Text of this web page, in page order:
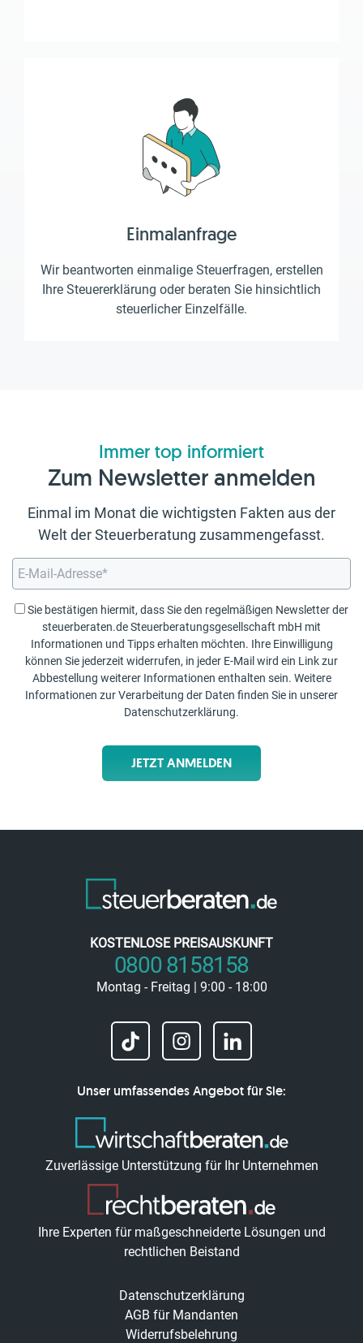
Einmalanfrage
Wir beantworten einmalige Steuerfragen, erstellen
Ihre Steuererklärung oder beraten Sie hinsichtlich
steuerlicher Einzelfälle.
Immer top informiert
Zum Newsletter anmelden
Einmal im Monat die wichtigsten Fakten aus der
Welt der Steuerberatung zusammengefasst.
Sie bestätigen hiermit, dass Sie den regelmäßigen Newsletter der
steuerberaten.de Steuerberatungsgesellschaft mbH mit
Informationen und Tipps erhalten möchten. Ihre Einwilligung
können Sie jederzeit widerrufen, in jeder E-Mail wird ein Link zur
Abbestellung weiterer Informationen enthalten sein. Weitere
Informationen zur Verarbeitung der Daten finden Sie in unserer
Datenschutzerklärung.
JETZT ANMELDEN
KOSTENLOSE PREISAUSKUNFT
0800 8158158
Montag - Freitag | 9:00 - 18:00
Unser umfassendes Angebot für Sie:
Zuverlässige Unterstützung für Ihr Unternehmen
Ihre Experten für maßgeschneiderte Lösungen und
rechtlichen Beistand
Datenschutzerklärung
AGB für Mandanten
Widerrufsbelehrung